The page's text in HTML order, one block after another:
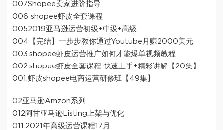
007Shopee卖家进阶指导
006 shopee虾皮全套课程
0052019亚马逊运营初级+中级+高级
004【完结】一步步教你通过Youtube月赚2000美元
003.shopee虾皮运营推广如何才能爆单视频教程
002.shopee虾皮全套课程 快速上手+精彩讲解【20集】
001.虾皮shopee电商运营研修班【49集】
02亚马逊Amzon系列
012阿甘亚马逊Listing上架与优化
011.2021年高级运营课程17月